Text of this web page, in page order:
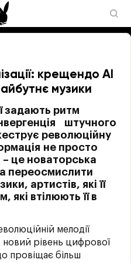
крещендо AI
музики
задають ритм
штучного
революційну
не просто
– це новаторська
переосмислити
артистів, які її
які втілюють її в
мелодії
новий рівень цифрової
провіщає більш